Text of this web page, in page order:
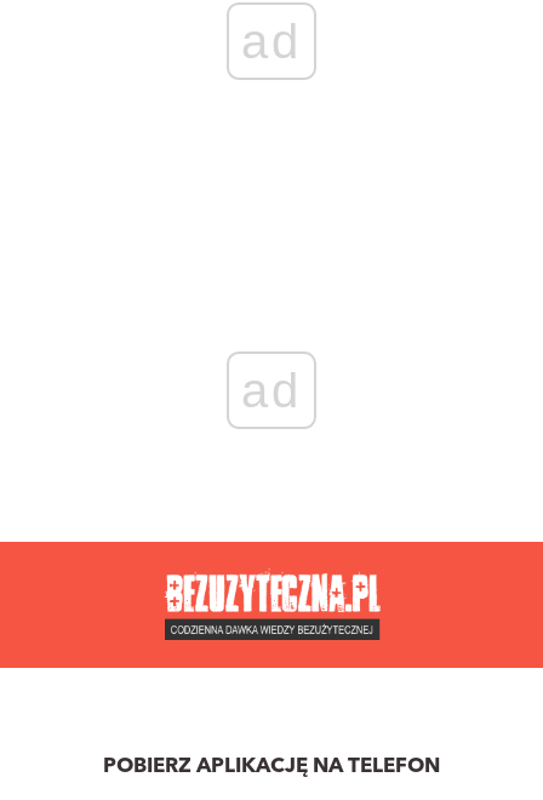
ad
ad
POBIERZ APLIKACJĘ NA TELEFON